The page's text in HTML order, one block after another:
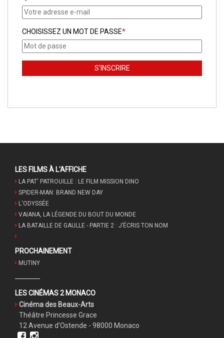
CHOISISSEZ UN MOT DE PASSE*
LES FILMS À L'AFFICHE
LA PAT' PATROUILLE : LE FILM MISSION DINO
SPIDER-MAN: BRAND NEW DAY
L'ODYSSÉE
VAIANA, LA LÉGENDE DU BOUT DU MONDE
LA BATAILLE DE GAULLE - PARTIE 2 : J’ÉCRIS TON NOM
PROCHAINEMENT
MUTINY
LES CINÉMAS 2 MONACO
Cinéma des Beaux-Arts
Théâtre Princesse Grace
12 Avenue d'Ostende - 98000 Monaco